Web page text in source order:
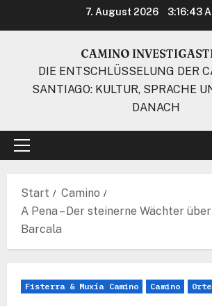
7. August 2026 3:16:44
CAMINO
DIE ENTSCHLÜSSELUNG DER
SANTIAGO: KULTUR, SPRACHE
DANACH
Primäres
Start
Camino
A Pena – Der steinerne Wächter
Barcala
Fisterra & Muxía Camino Camino Orte